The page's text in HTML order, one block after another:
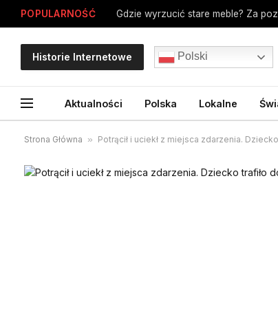
POPULARNOŚĆ
Historie Internetowe Polski
Aktualności Polska Lokalne
Strona Główna » Potrącił i uciekł z miejsca zdarzenia.